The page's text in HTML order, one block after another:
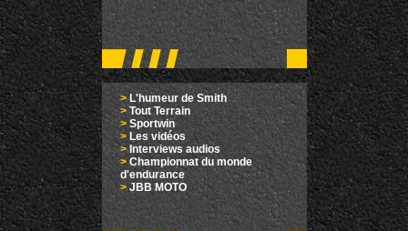
>L'humeur de Smith
> Tout Terrain
> Sportwin
> Les vidéos
> Interviews audios
>Championnat du monde
d'endurance
> JBB MOTO